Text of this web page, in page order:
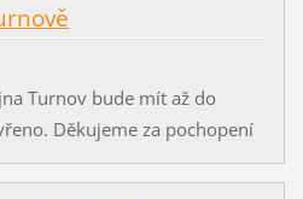
Turnov bude mít až do
Děkujeme za pochopení